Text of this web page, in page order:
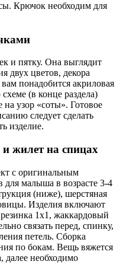
Крючок необходим для
и пятку. Она выглядит
двух цветов, декора
понадобится акриловая
(в конце раздела)
на узор «соты». Готовое
следует сделать
изделие.
и жилет на спицах
с оригинальным
малыша в возрасте 3-4
(ниже), шерстяная
Изделия включают
резинка 1х1, жаккардовый
связать перед, спинку,
петель. Сборка
по бокам. Вещь вяжется
далее необходимо